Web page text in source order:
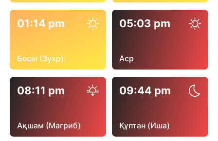
01:14 pm
Бесін (Зухр)
05:03 pm
Аср
08:11 pm
Ақшам (Магриб)
09:44 pm
Құптан (Иша)